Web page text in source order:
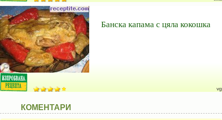
Банска капама с цяла кокошка
vg
КОМЕНТАРИ